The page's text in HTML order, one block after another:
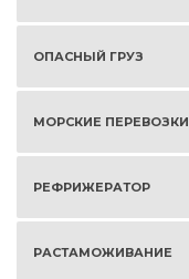
ОПАСНЫЙ ГРУЗ
МОРСКИЕ ПЕРЕВОЗКИ
РЕФРИЖЕРАТОР
РАСТАМОЖИВАНИЕ